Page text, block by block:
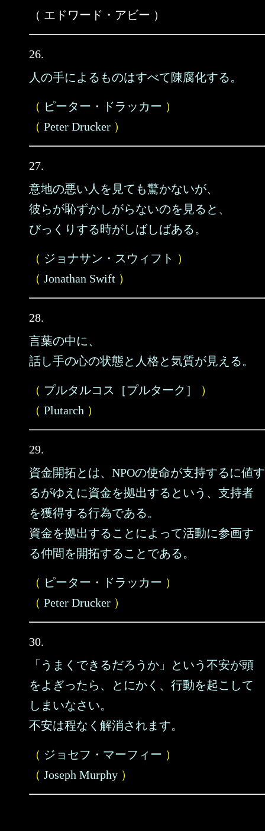
（ エドワード・アビー ）
26.
人の手によるものはすべて陳腐化する。
（ ピーター・ドラッカー ）
（ Peter Drucker ）
27.
意地の悪い人を見ても驚かないが、
彼らが恥ずかしがらないのを見ると、
びっくりする時がしばしばある。
（ ジョナサン・スウィフト ）
（ Jonathan Swift ）
28.
言葉の中に、
話し手の心の状態と人格と気質が見える。
（ プルタルコス［プルターク］
）
（ Plutarch ）
29.
資金開拓とは、NPOの使命が支持するに値す
るがゆえに資金を拠出するという、支持者
を獲得する行為である。
資金を拠出することによって活動に参画す
る仲間を開拓することである。
（ ピーター・ドラッカー ）
（ Peter Drucker ）
30.
「うまくできるだろうか」という不安が頭
をよぎったら、とにかく、行動を起こして
しまいなさい。
不安は程なく解消されます。
（ ジョセフ・マーフィー ）
（ Joseph Murphy ）